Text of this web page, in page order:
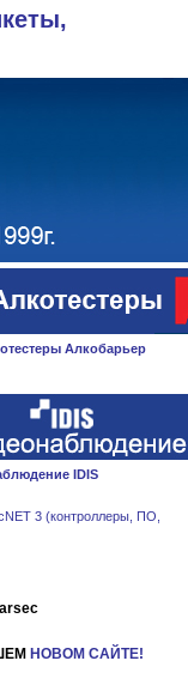
Алкобарьер
IDIS
3 (контроллеры, ПО,
НОВОМ САЙТЕ!